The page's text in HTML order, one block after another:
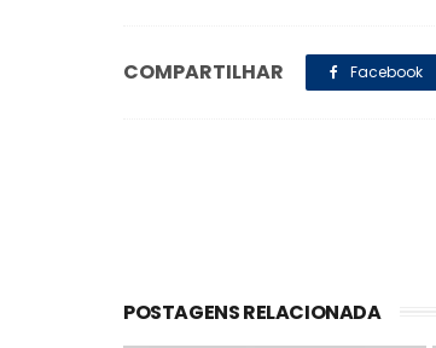
COMPARTILHAR Facebook
POSTAGENS RELACIONADA